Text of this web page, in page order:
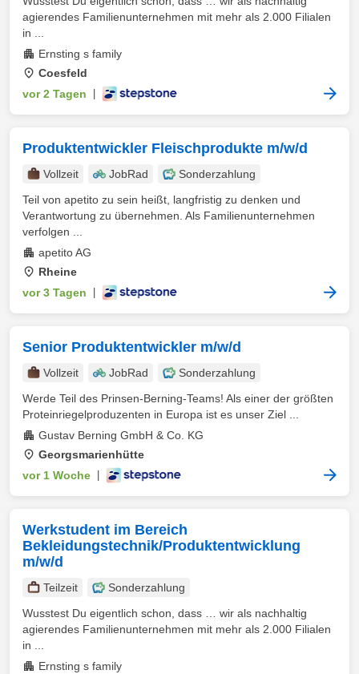
agierendes Familienunternehmen mit mehr als 2.000 Filialen
in ...
Ernsting s family
Coesfeld
vor 2 Tagen
Produktentwickler Fleischprodukte m/w/d
Vollzeit JobRad
Sonderzahlung
Teil von apetito zu sein heißt, langfristig zu denken und
Verantwortung zu übernehmen. Als Familienunternehmen
verfolgen ...
apetito AG
Rheine
vor 3 Tagen
Senior Produktentwickler m/w/d
Vollzeit JobRad
Sonderzahlung
Werde Teil des Prinsen-Berning-Teams! Als einer der größten
Proteinriegelproduzenten in Europa ist es unser Ziel ...
Gustav Berning GmbH & Co. KG
Georgsmarienhütte
vor 1 Woche
Werkstudent im Bereich
Bekleidungstechnik/Produktentwicklung
m/w/d
Teilzeit
Sonderzahlung
Wusstest Du eigentlich schon, dass … wir als nachhaltig
agierendes Familienunternehmen mit mehr als 2.000 Filialen
in ...
Ernsting s family